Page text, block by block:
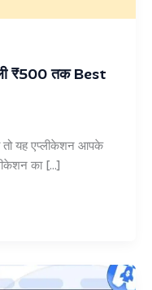
₹500 तक Best
तो यह एप्लीकेशन आपके
का […]